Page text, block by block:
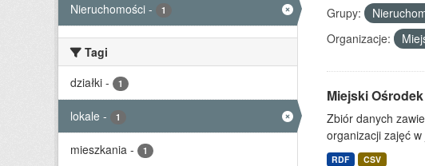
Nieruchomości - 1
Tagi
działki - 1
lokale - 1
mieszkania - 1
Grupy:
Organizacje:
Miejski
Zbiór danych
organizacji zajęć
RDF CSV